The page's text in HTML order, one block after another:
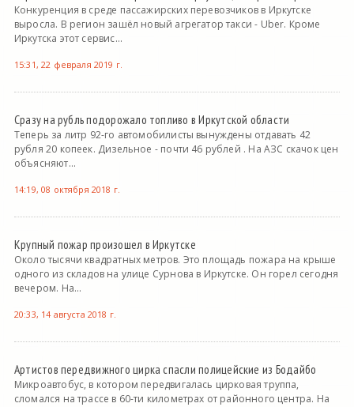
Конкуренция в среде пассажирских перевозчиков в Иркутске
выросла. В регион зашёл новый агрегатор такси - Uber. Кроме
Иркутска этот сервис...
15:31, 22 февраля 2019 г.
Сразу на рубль подорожало топливо в Иркутской области
Теперь за литр 92-го автомобилисты вынуждены отдавать 42
рубля 20 копеек. Дизельное - почти 46 рублей . На АЗС скачок цен
объясняют...
14:19, 08 октября 2018 г.
Крупный пожар произошел в Иркутске
Около тысячи квадратных метров. Это площадь пожара на крыше
одного из складов на улице Сурнова в Иркутске. Он горел сегодня
вечером. На...
20:33, 14 августа 2018 г.
Артистов передвижного цирка спасли полицейские из Бодайбо
Микроавтобус, в котором передвигалась цирковая труппа,
сломался на трассе в 60-ти километрах от районного центра. На